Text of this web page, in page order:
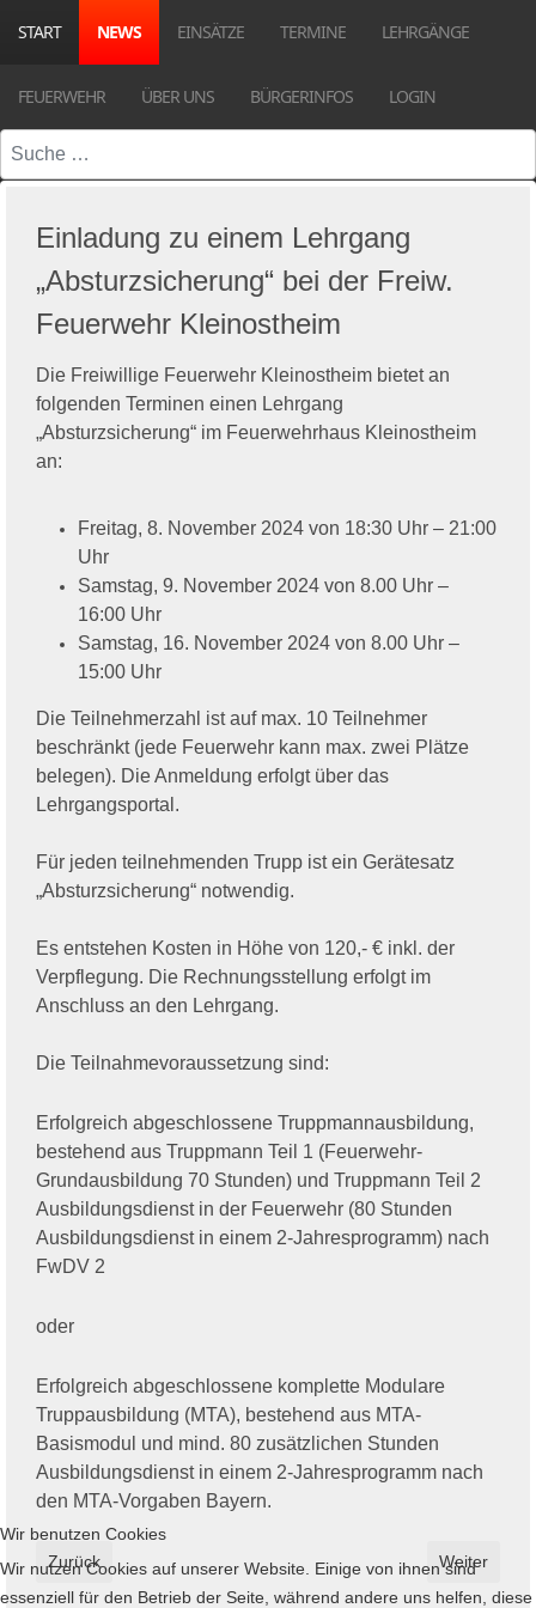
START NEWS EINSÄTZE TERMINE LEHRGÄNGE
FEUERWEHR ÜBER UNS BÜRGERINFOS LOGIN
Suchen
Einladung zu einem Lehrgang
„Absturzsicherung“ bei der Freiw.
Feuerwehr Kleinostheim
Die Freiwillige Feuerwehr Kleinostheim bietet an
folgenden Terminen einen Lehrgang
„Absturzsicherung“ im Feuerwehrhaus Kleinostheim
an:
Freitag, 8. November 2024 von 18:30 Uhr – 21:00
Uhr
Samstag, 9. November 2024 von 8.00 Uhr –
16:00 Uhr
Samstag, 16. November 2024 von 8.00 Uhr –
15:00 Uhr
Die Teilnehmerzahl ist auf max. 10 Teilnehmer
beschränkt (jede Feuerwehr kann max. zwei Plätze
belegen). Die Anmeldung erfolgt über das
Lehrgangsportal.
Für jeden teilnehmenden Trupp ist ein Gerätesatz
„Absturzsicherung“ notwendig.
Es entstehen Kosten in Höhe von 120,- € inkl. der
Verpflegung. Die Rechnungsstellung erfolgt im
Anschluss an den Lehrgang.
Die Teilnahmevoraussetzung sind:
Erfolgreich abgeschlossene Truppmannausbildung,
bestehend aus Truppmann Teil 1 (Feuerwehr-
Grundausbildung 70 Stunden) und Truppmann Teil 2
Ausbildungsdienst in der Feuerwehr (80 Stunden
Ausbildungsdienst in einem 2-Jahresprogramm) nach
FwDV 2
oder
Erfolgreich abgeschlossene komplette Modulare
Truppausbildung (MTA), bestehend aus MTA-
Basismodul und mind. 80 zusätzlichen Stunden
Ausbildungsdienst in einem 2-Jahresprogramm nach
den MTA-Vorgaben Bayern.
Vorheriger Beitrag: Ankündigung einer landkreisweiten Übung
Zurück Nächster
Weiter
Wir benutzen Cookies
Wir nutzen Cookies auf unserer Website. Einige von ihnen sind
essenziell für den Betrieb der Seite, während andere uns helfen, diese